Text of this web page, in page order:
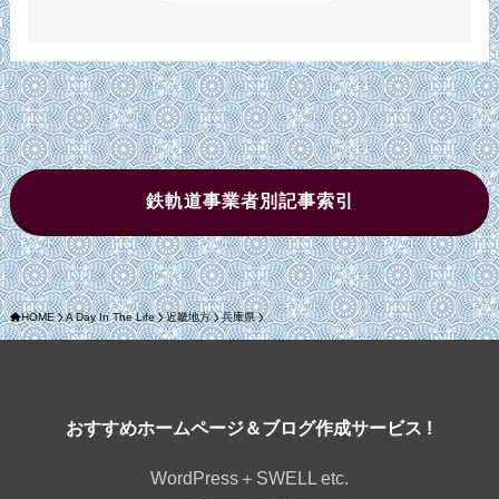
鉄軌道事業者別記事索引
HOME A Day In The Life 近畿地方 兵庫県
おすすめホームページ＆ブログ作成サービス !
WordPress＋SWELL etc.